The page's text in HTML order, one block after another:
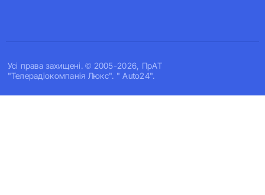
Усi права захищенi. © 2005-2026, ПрАТ
"Телерадіокомпанія Люкс". " Auto24".